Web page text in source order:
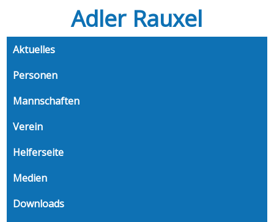
Adler Rauxel
Aktuelles
Personen
Mannschaften
Verein
Helferseite
Medien
Downloads